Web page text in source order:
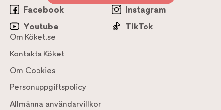
Facebook
Instagram
Youtube
TikTok
Om Köket.se
Kontakta Köket
Om Cookies
Personuppgiftspolicy
Allmänna användarvillkor